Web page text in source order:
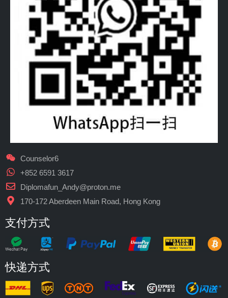
Counselor6
+852 6591 3617
Diplomafun_Andy@proton.me
170-172 Aberdeen Main Road, Hong Kong
支付方式
快递方式